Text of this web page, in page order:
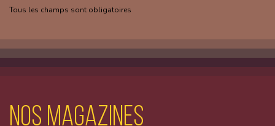
Tous les champs sont obligatoires
Nos magazines